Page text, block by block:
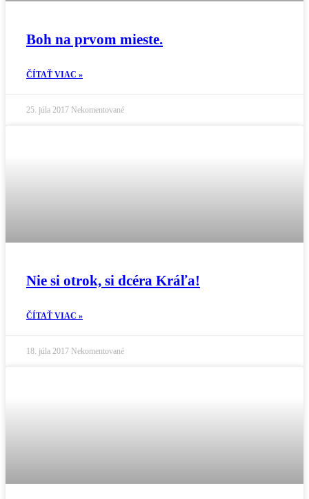
Boh na prvom mieste.
ČÍTAŤ VIAC »
25. júla 2017 Nekomentované
Nie si otrok, si dcéra Kráľa!
ČÍTAŤ VIAC »
18. júla 2017 Nekomentované